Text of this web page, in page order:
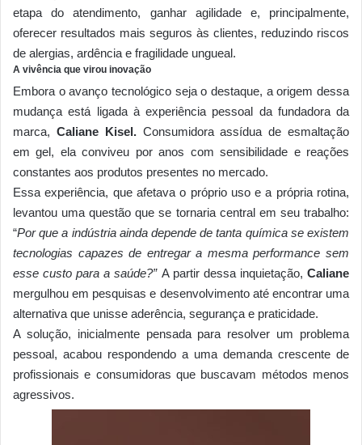
etapa do atendimento, ganhar agilidade e, principalmente,
oferecer resultados mais seguros às clientes, reduzindo riscos
de alergias, ardência e fragilidade ungueal.
A vivência que virou inovação
Embora o avanço tecnológico seja o destaque, a origem dessa
mudança está ligada à experiência pessoal da fundadora da
marca, Caliane Kisel.Consumidora assídua de esmaltação
em gel, ela conviveu por anos com sensibilidade e reações
constantes aos produtos presentes no mercado.
Essa experiência, que afetava o próprio uso e a própria rotina,
levantou uma questão que se tornaria central em seu trabalho:
“Por que a indústria ainda depende de tanta química se existem
tecnologias capazes de entregar a mesma performance sem
esse custo para a saúde?” A partir dessa inquietação,Caliane
mergulhou em pesquisas e desenvolvimento até encontrar uma
alternativa que unisse aderência, segurança e praticidade.
A solução, inicialmente pensada para resolver um problema
pessoal, acabou respondendo a uma demanda crescente de
profissionais e consumidoras que buscavam métodos menos
agressivos.